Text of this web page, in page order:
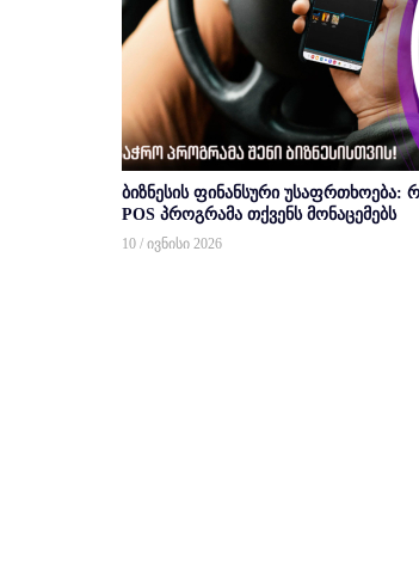
ბიზნესის ფინანსური უსაფრთხოება:
POS პროგრამა თქვენს მონაცემებს
10 / ივნისი 2026